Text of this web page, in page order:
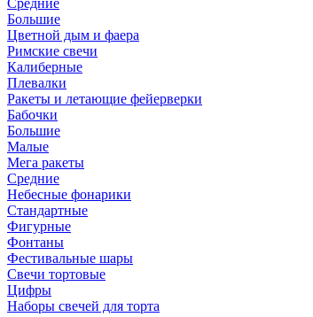
Средние
Большие
Цветной дым и фаера
Римские свечи
Калиберные
Плевалки
Ракеты и летающие фейерверки
Бабочки
Большие
Малые
Мега ракеты
Средние
Небесные фонарики
Стандартные
Фигурные
Фонтаны
Фестивальные шары
Свечи тортовые
Цифры
Наборы свечей для торта